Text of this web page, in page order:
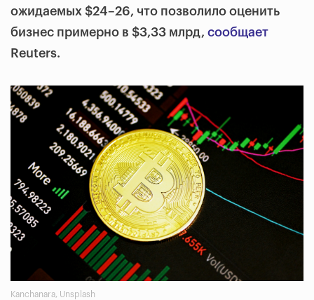
ожидаемых $24–26, что позволило оценить
бизнес примерно в $3,33 млрд, сообщает
Reuters.
Kanchanara, Unsplash